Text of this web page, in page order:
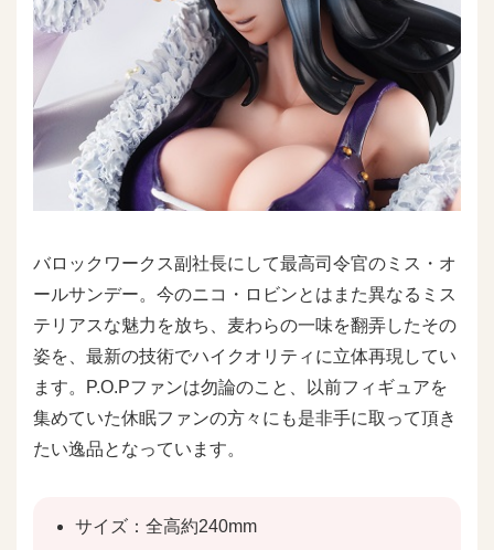
バロックワークス副社長にして最高司令官のミス・オ
ールサンデー。今のニコ・ロビンとはまた異なるミス
テリアスな魅力を放ち、麦わらの一味を翻弄したその
姿を、最新の技術でハイクオリティに立体再現してい
ます。P.O.Pファンは勿論のこと、以前フィギュアを
集めていた休眠ファンの方々にも是非手に取って頂き
たい逸品となっています。
サイズ：全高約240mm